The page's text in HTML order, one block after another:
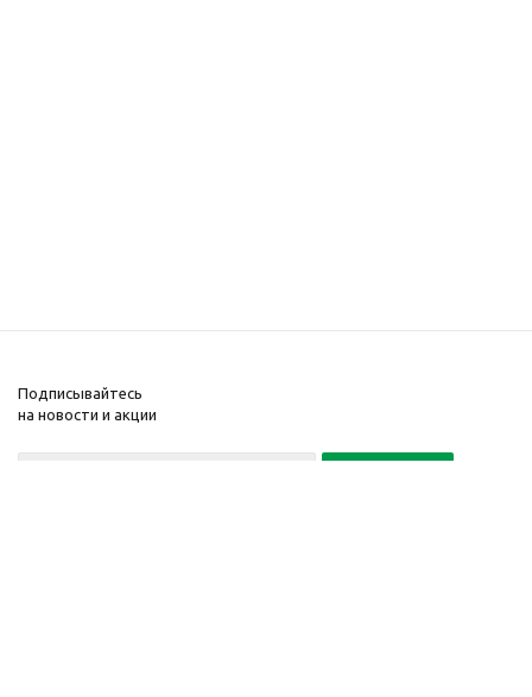
Подписывайтесь
на новости и акции